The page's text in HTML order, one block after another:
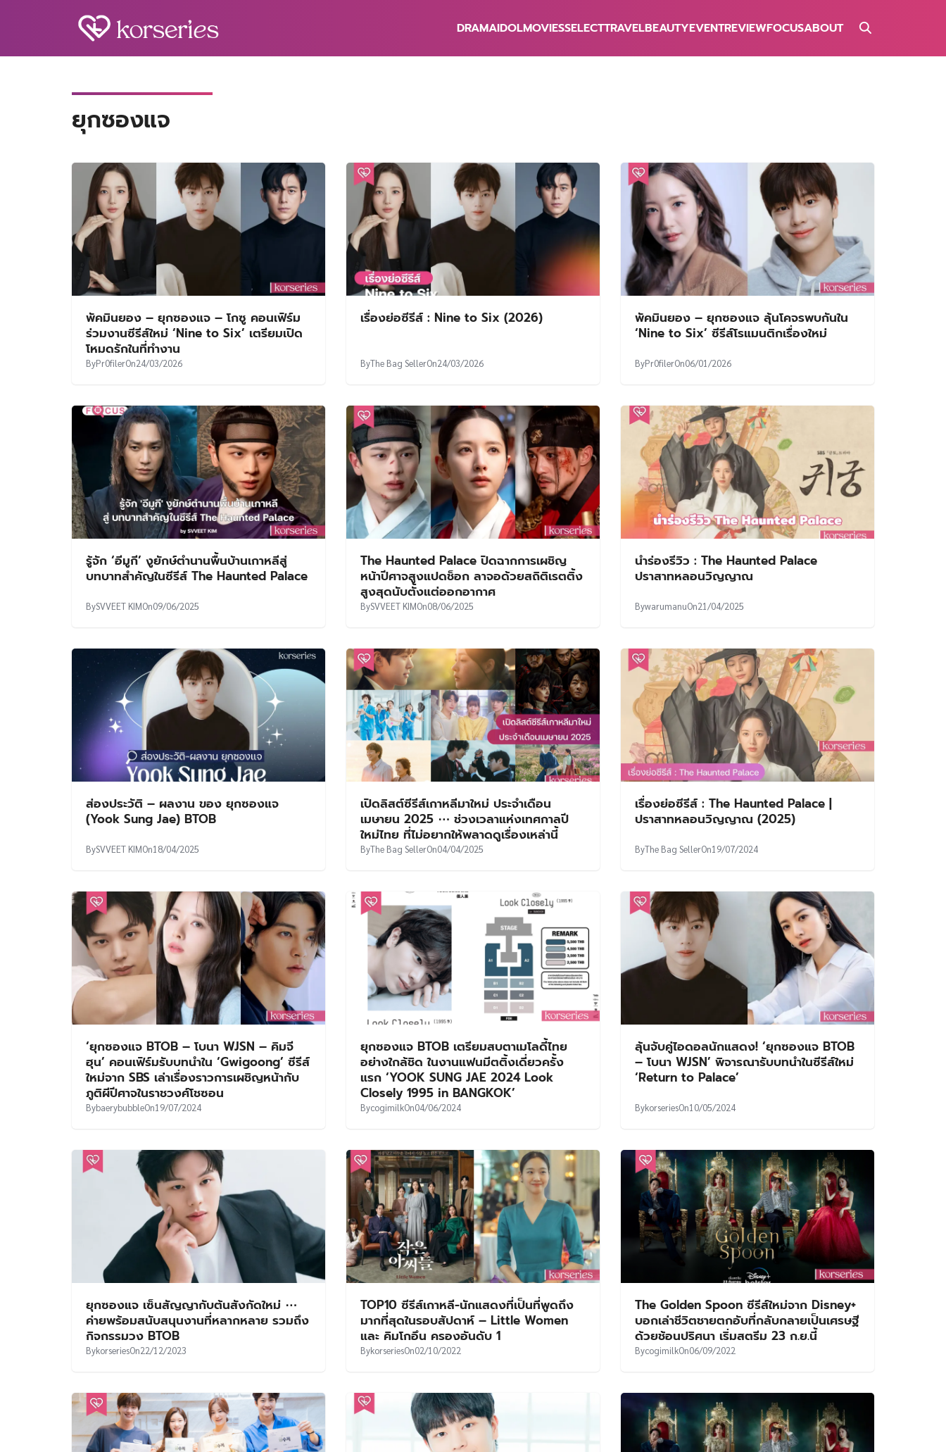
DRAMAIDOLMOVIESSELECTTRAVELBEAUTYEVENTREVIEWFOCUSABOUT
ยุกซองแจ
พัคมินยอง – ยุกซองแจ – โกซู คอนเฟิร์ม
ร่วมงานซีรีส์ใหม่ ‘Nine to Six’ เตรียมเปิด
โหมดรักในที่ทำงาน
ByPr0filerOn24/03/2026
เรื่องย่อซีรีส์ : Nine to Six (2026)
ByThe Bag SellerOn24/03/2026
พัคมินยอง – ยุกซองแจ ลุ้นโคจรพบกันใน
‘Nine to Six’ ซีรีส์โรแมนติกเรื่องใหม่
ByPr0filerOn06/01/2026
รู้จัก ‘อีมูกี’ งูยักษ์ตำนานพื้นบ้านเกาหลีสู่
บทบาทสำคัญในซีรีส์ The Haunted Palace
BySVVEET KIMOn09/06/2025
The Haunted Palace ปิดฉากการเผชิญ
หน้าปีศาจสูงแปดช็อก ลาจอด้วยสถิติเรตติ้ง
สูงสุดนับตั้งแต่ออกอากาศ
BySVVEET KIMOn08/06/2025
นำร่องรีวิว : The Haunted Palace
ปราสาทหลอนวิญญาณ
BywarumanuOn21/04/2025
ส่องประวัติ – ผลงาน ของ ยุกซองแจ
(Yook Sung Jae) BTOB
BySVVEET KIMOn18/04/2025
เปิดลิสต์ซีรีส์เกาหลีมาใหม่ ประจำเดือน
เมษายน 2025 ⋯ ช่วงเวลาแห่งเทศกาลปี
ใหม่ไทย ที่ไม่อยากให้พลาดดูเรื่องเหล่านี้
ByThe Bag SellerOn04/04/2025
เรื่องย่อซีรีส์ : The Haunted Palace |
ปราสาทหลอนวิญญาณ (2025)
ByThe Bag SellerOn19/07/2024
‘ยุกซองแจ BTOB – โบนา WJSN – คิมจี
ฮุน’ คอนเฟิร์มรับบทนำใน ‘Gwigoong’ ซีรีส์
ใหม่จาก SBS เล่าเรื่องราวการเผชิญหน้ากับ
ภูติผีปีศาจในราชวงศ์โชซอน
BybaerybubbleOn19/07/2024
ยุกซองแจ BTOB เตรียมสบตาเมโลดี้ไทย
อย่างใกล้ชิด ในงานแฟนมีตติ้งเดี่ยวครั้ง
แรก ‘YOOK SUNG JAE 2024 Look
Closely 1995 in BANGKOK’
BycogimilkOn04/06/2024
ลุ้นจับคู่ไอดอลนักแสดง! ‘ยุกซองแจ BTOB
– โบนา WJSN’ พิจารณารับบทนำในซีรีส์ใหม่
‘Return to Palace’
BykorseriesOn10/05/2024
ยุกซองแจ เซ็นสัญญากับต้นสังกัดใหม่ ⋯
ค่ายพร้อมสนับสนุนงานที่หลากหลาย รวมถึง
กิจกรรมวง BTOB
BykorseriesOn22/12/2023
TOP10 ซีรีส์เกาหลี-นักแสดงที่เป็นที่พูดถึง
มากที่สุดในรอบสัปดาห์ – Little Women
และ คิมโกอึน ครองอันดับ 1
BykorseriesOn02/10/2022
The Golden Spoon ซีรีส์ใหม่จาก Disney+
บอกเล่าชีวิตชายตกอับที่กลับกลายเป็นเศรษฐี
ด้วยช้อนปริศนา เริ่มสตรีม 23 ก.ย.นี้
BycogimilkOn06/09/2022